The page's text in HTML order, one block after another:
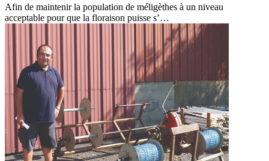
Afin de maintenir la population de méligèthes à un niveau
acceptable pour que la floraison puisse s’…